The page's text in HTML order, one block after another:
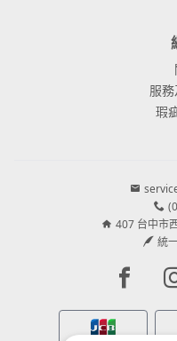
服
瑕
407 台中市
統